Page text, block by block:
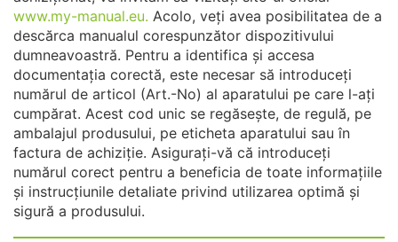
www.my-manual.eu. Acolo, veți avea posibilitatea de a
descărca manualul corespunzător dispozitivului
dumneavoastră. Pentru a identifica și accesa
documentația corectă, este necesar să introduceți
numărul de articol (Art.-No) al aparatului pe care l-ați
cumpărat. Acest cod unic se regăsește, de regulă, pe
ambalajul produsului, pe eticheta aparatului sau în
factura de achiziție. Asigurați-vă că introduceți
numărul corect pentru a beneficia de toate informațiile
și instrucțiunile detaliate privind utilizarea optimă și
sigură a produsului.